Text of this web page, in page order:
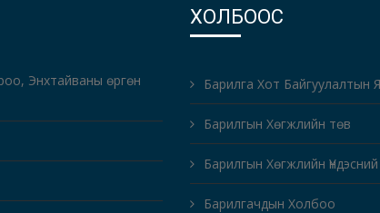
Энхтайваны өргөн
ХОЛБООС
Барилга Хот Байгуулалтын
Барилгын Хөгжлийн төв
Барилгын Хөгжлийн
Барилгачдын Холбоо